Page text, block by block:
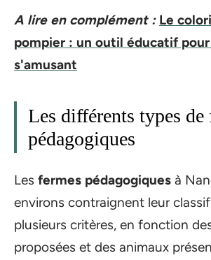
A lire en complément : Le
pompier : un outil éducatif
s'amusant
Les différents types de
pédagogiques
Les fermes pédagogiques à
environs contraignent leur
plusieurs critères, en fonction
proposées et des animaux